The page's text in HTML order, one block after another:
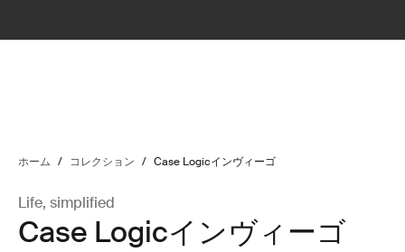
ホーム / コレクション / Case Logicインヴィーゴ
Life, simplified
Case Logicインヴィーゴ